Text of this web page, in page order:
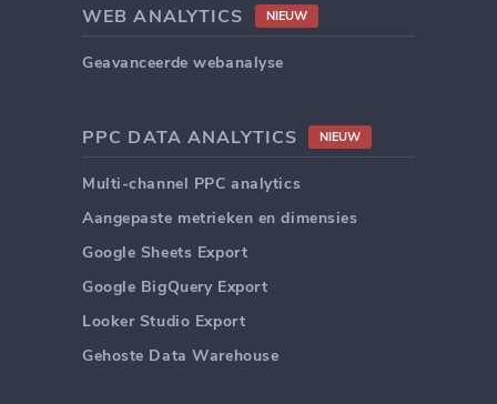
WEB ANALYTICS NIEUW
Geavanceerde webanalyse
PPC DATA ANALYTICS NIEUW
Multi-channel PPC analytics
Aangepaste metrieken en dimensies
Google Sheets Export
Google BigQuery Export
Looker Studio Export
Gehoste Data Warehouse